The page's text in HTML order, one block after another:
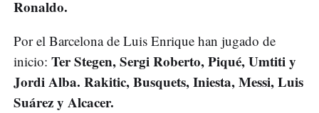
Ronaldo.
Por el Barcelona de Luis Enrique han jugado de
inicio: Ter Stegen, Sergi Roberto, Piqué, Umtiti y
Jordi Alba. Rakitic, Busquets, Iniesta, Messi, Luis
Suárez y Alcacer.